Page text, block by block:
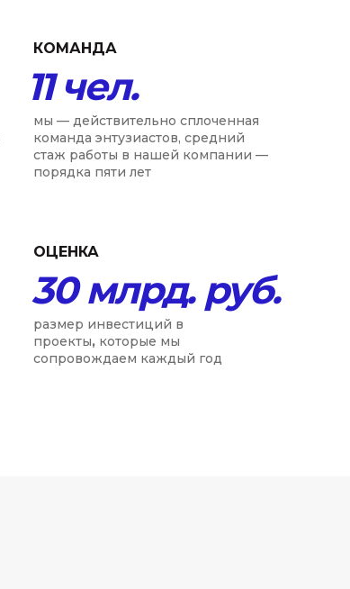
ОЦЕНКА
30 млрд.руб.
размер инвестиций в
проекты, которые мы
сопровождаем каждый год
КОМАНДА
11 чел.
мы — действительно сплоченная
команда энтузиастов, средний
стаж работы в нашей компании —
порядка пяти лет